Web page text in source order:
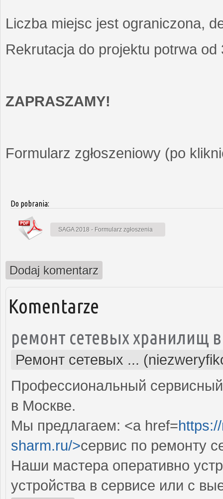
Liczba miejsc jest ograniczona,
Rekrutacja do projektu potrwa
ZAPRASZAMY!
Formularz zgłoszeniowy (po
Do pobrania:
SAGA 2018 - Formularz zgłoszenia
Dodaj komentarz
Komentarze
ремонт сетевых хранилищ
Ремонт сетевых ...
Профессиональный
в Москве.
Мы предлагаем: <a href=
sharm.ru/>сервис по ремонту
Наши мастера оперативно
устройства в сервисе или с